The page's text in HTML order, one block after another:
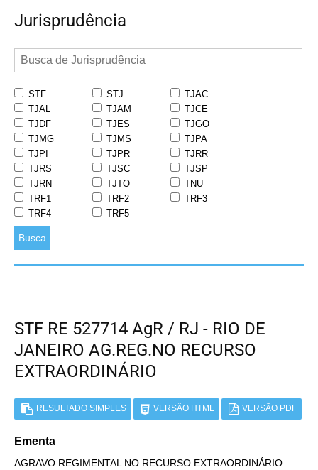
Jurisprudência
STF STJ
TJAC
TJAL
TJAM
TJCE
TJDF
TJES
TJGO
TJMG
TJMS
TJPA
TJPI
TJPR
TJRR
TJRS
TJSC
TJSP
TJRN
TJTO
TNU
TRF1
TRF2
TRF3
TRF4
TRF5
Busca
STF RE 527714 AgR / RJ - RIO DE
JANEIRO AG.REG.NO RECURSO
EXTRAORDINÁRIO
RESULTADO SIMPLES VERSÃO HTML VERSÃO PDF
Ementa
AGRAVO REGIMENTAL NO RECURSO EXTRAORDINÁRIO.